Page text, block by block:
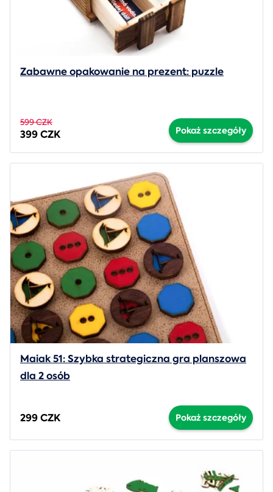
Zabawne opakowanie na prezent: puzzle
599 CZK
399 CZK Pokaż szczegóły
Maiak 51: Szybka strategiczna gra planszowa
dla 2 osób
299 CZK Pokaż szczegóły